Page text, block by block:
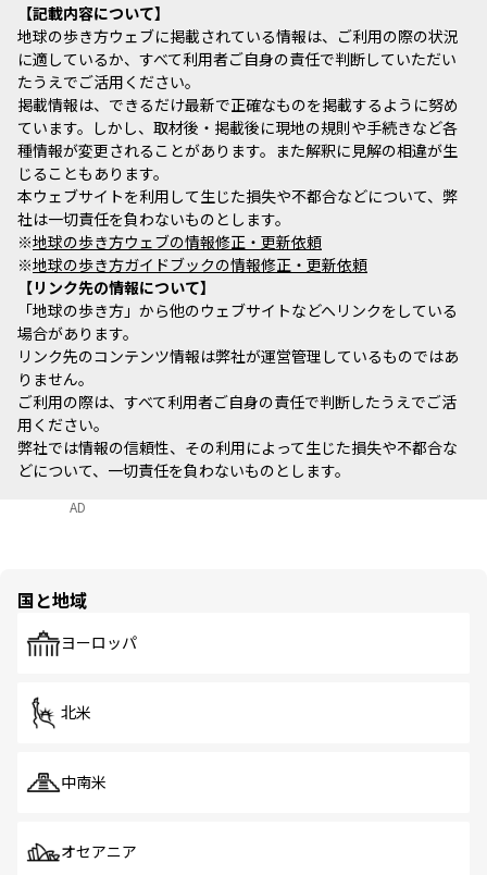
記載内容について
地球の歩き方ウェブに掲載されている情報は、ご利用の際の状況
に適しているか、すべて利用者ご自身の責任で判断していただい
たうえでご活用ください。
掲載情報は、できるだけ最新で正確なものを掲載するように努め
ています。しかし、取材後・掲載後に現地の規則や手続きなど各
種情報が変更されることがあります。また解釈に見解の相違が生
じることもあります。
本ウェブサイトを利用して生じた損失や不都合などについて、弊
社は一切責任を負わないものとします。
※地球の歩き方ウェブの情報修正・更新依頼
※地球の歩き方ガイドブックの情報修正・更新依頼
リンク先の情報について
「地球の歩き方」から他のウェブサイトなどへリンクをしている
場合があります。
リンク先のコンテンツ情報は弊社が運営管理しているものではあ
りません。
ご利用の際は、すべて利用者ご自身の責任で判断したうえでご活
用ください。
弊社では情報の信頼性、その利用によって生じた損失や不都合な
どについて、一切責任を負わないものとします。
AD
国と地域
ヨーロッパ
北米
中南米
オセアニア